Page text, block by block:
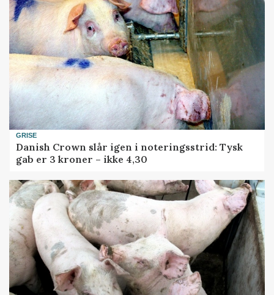
GRISE
Danish Crown slår igen i noteringsstrid: Tysk
gab er 3 kroner – ikke 4,30